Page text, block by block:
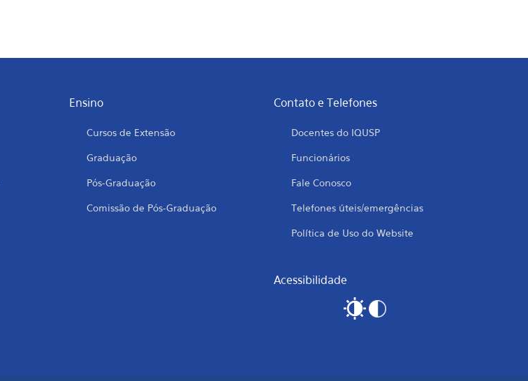
Ensino
Cursos de Extensão
Graduação
Pós-Graduação
Comissão de Pós-Graduação
Contato e Telefones
Docentes do IQUSP
Funcionários
Fale Conosco
Telefones úteis/emergências
Política de Uso do Website
Acessibilidade